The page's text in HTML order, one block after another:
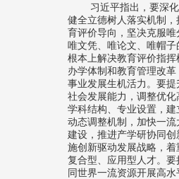
习近平指出，要深
健全立德树人落实机制
育评价导向，坚决克服唯
唯文凭、唯论文、唯帽子
根本上解决教育评价指
办学体制和教育管理改
事业发展生机活力。要
社会发展能力，调整优化
学科结构、专业设置，
动态调整机制，加快一
建设，推进产学研协同
施创新驱动发展战略，着
复合型、应用型人才。要
同世界一流资源开展高水